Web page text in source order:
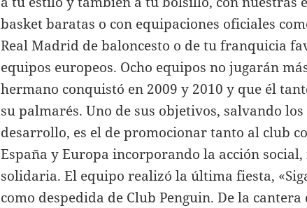
basket baratas o con equipaciones oficiales
Real Madrid de baloncesto o de tu franquicia
equipos europeos. Ocho equipos no jugarán
hermano conquistó en 2009 y 2010 y que él
su palmarés. Uno de sus objetivos, salvando
desarrollo, es el de promocionar tanto al club
España y Europa incorporando la acción
solidaria. El equipo realizó la última fiesta,
como despedida de Club Penguin. De la